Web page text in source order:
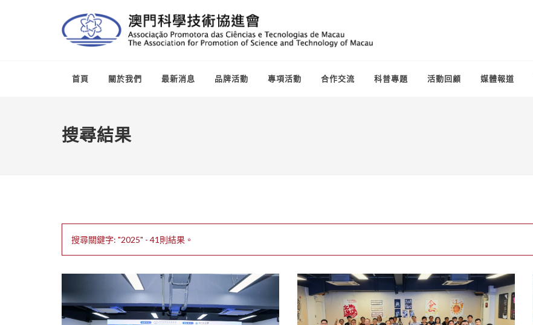
首頁 關於我們 最新消息 品牌活動 專項活動 合作交流 科普專題 活動回顧 媒體報道
搜尋結果
搜尋關鍵字: "2025" - 41則結果。